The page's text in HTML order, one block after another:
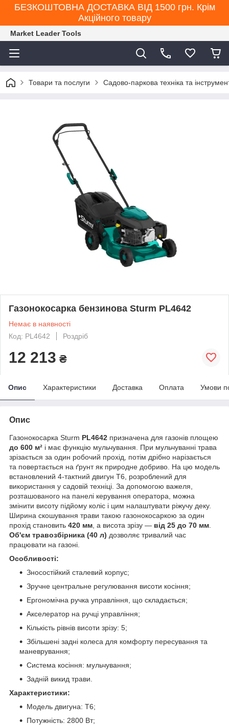
БЕЗКОШТОВНА ДОСТАВКА ВІД 1500 грн. Крім
Акційного товару
Market Leader Tools
Товари та послуги Садово-паркова техніка та
Газонокосарка бензинова Sturm PL4642
Немає в наявності
Код: PL4642
Роздріб
12 213 ₴
Опис Характеристики Доставка Оплата Умови
Опис
Газонокосарка Sturm PL4642 призначена для газонів площею
до 600 м² і має функцію мульчування. При мульчуванні трава
зрізається за один робочий прохід, потім дрібно нарізається
та повертається на ґрунт як природне добриво. На цю модель
встановлений 4-тактний двигун T6, розроблений для
використання у садовій техніці. За допомогою важеля,
розташованого на панелі керування оператора, можна
змінити висоту підйому коліс і цим налаштувати ріжучу деку.
Ширина скошування трави такою газонокосаркою за один
прохід становить 420 мм , а висота зрізу — від 25 до 70 мм
Об'єм травозбірника (40 л) дозволяє тривалий час
працювати на газоні.
Особливості:
Зносостійкий сталевий корпус;
Зручне центральне регулювання висоти косіння;
Ергономічна ручка управління, що складається;
Акселератор на ручці управління;
Кількість рівнів висоти зрізу: 5;
Збільшені задні колеса для комфорту пересування та
маневрування;
Система косіння: мульчування;
Задній викид трави.
Характеристики:
Модель двигуна: T6;
Потужність: 2800 Вт;